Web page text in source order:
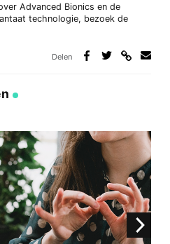
Advanced Bionics en de
technologie, bezoek de
Delen